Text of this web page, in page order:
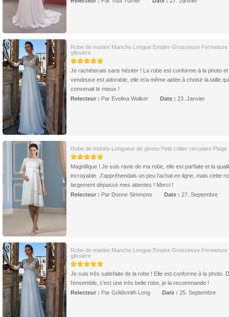
Robe de mariée Manche Longue Empire Grossesse Fermeture
glissière
Je rachèterais sans hésiter ! La robe est conforme à la photo et
vendeuse est adorable, elle m'a même aidée à choisir la taille
convenait le mieux !
Relecteur : Par Evelina Walker Date : 23. Janvier
Robe de mariée Longueur de genou Petit collier circulaire Plage
Magnifique ! Je suis ravie de ma robe, elle est parfaite et la
incroyable. J'appréhendais un peu l'achat en ligne, mais cette
largement dépassé mes attentes ! Merci !
Relecteur : Par Donne Simmons Date : 27. Septembre
Robe de mariée Manche Longue Empire Grossesse Fermeture
glissière
Je suis très satisfaite de la robe ! Elle est conforme à la photo.
l'ensemble, c'est une très belle robe, je la recommande !
Relecteur : Par Goldsmith Long Date : 25. Septembre